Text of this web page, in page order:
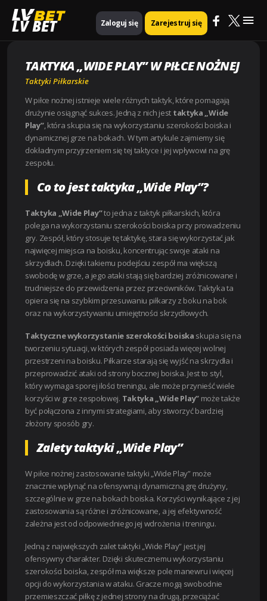
LV BET Zaloguj się Zarejestruj się
Strona główna Taktyki piłkarskie Taktyka „Wide Play” w Piłce Nożnej
TAKTYKA „WIDE PLAY” W PIŁCE NOŻNEJ
Taktyki Piłkarskie
W piłce nożnej istnieje wiele różnych taktyk, które pomagają
drużynie osiągnąć sukces. Jedną z nich jest taktyka „Wide
Play”, która skupia się na wykorzystaniu szerokości boiska i
dynamicznej grze na bokach. W tym artykule zajmiemy się
dokładnym przyjrzeniem się tej taktyce i jej wpływowi na grę
zespołu.
Co to jest taktyka „Wide Play”?
Taktyka „Wide Play”to jedna z taktyk piłkarskich, która
polega na wykorzystaniu szerokości boiska przy prowadzeniu
gry. Zespół, który stosuje tę taktykę, stara się wykorzystać jak
najwięcej miejsca na boisku, koncentrując swoje ataki na
skrzydłach. Dzięki takiemu podejściu zespół ma większą
swobodę w grze, a jego ataki stają się bardziej zróżnicowane i
trudniejsze do przewidzenia przez przeciwników. Taktyka ta
opiera się na szybkim przesuwaniu piłkarzy z boku na bok
oraz na wykorzystywaniu umiejętności skrzydłowych.
Taktyczne wykorzystanie szerokości boiska skupia się na
tworzeniu sytuacji, w których zespół posiada więcej wolnej
przestrzeni na boisku. Piłkarze starają się wyjść na skrzydła i
przeprowadzić ataki od strony bocznej boiska. Jest to styl,
który wymaga sporej ilości treningu, ale może przynieść wiele
korzyści w grze zespołowej. Taktyka „Wide Play”może także
być połączona z innymi strategiami, aby stworzyć bardziej
złożony sposób gry.
Zalety taktyki „Wide Play”
W piłce nożnej zastosowanie taktyki „Wide Play” może
znacznie wpłynąć na ofensywną i dynamiczną grę drużyny,
szczególnie w grze na bokach boiska. Korzyści wynikające z jej
zastosowania są różne i zróżnicowane, a jej efektywność
zależna jest od odpowiedniego jej wdrożenia i treningu.
Jedną z największych zalet taktyki „Wide Play” jest jej
ofensywny charakter. Dzięki skutecznemu wykorzystaniu
szerokości boiska, zespół ma większe pole manewru i więcej
opcji do wykorzystania w ataku. Gracze mogą swobodnie
przemieszczać piłkę z jednej strony na drugą, przeciążać